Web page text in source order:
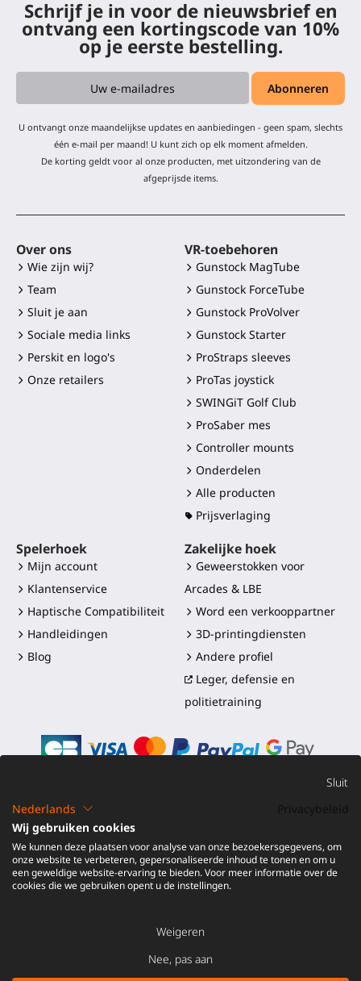
Schrijf je in voor de nieuwsbrief en
ontvang een kortingscode van 10%
op je eerste bestelling.
U ontvangt onze maandelijkse updates en aanbiedingen - geen spam, slechts
één e-mail per maand! U kunt zich op elk moment afmelden.
De korting geldt voor al onze producten, met uitzondering van de
afgeprijsde items.
Over ons
Wie zijn wij?
Team
Sluit je aan
Sociale media links
Perskit en logo's
Onze retailers
VR-toebehoren
Gunstock MagTube
Gunstock ForceTube
Gunstock ProVolver
Gunstock Starter
ProStraps sleeves
ProTas joystick
SWINGiT Golf Club
ProSaber mes
Controller mounts
Onderdelen
Alle producten
Prijsverlaging
Spelerhoek
Mijn account
Klantenservice
Haptische Compatibiliteit
Handleidingen
Blog
Zakelijke hoek
Geweerstokken voor
Arcades & LBE
Word een verkooppartner
3D-printingdiensten
Andere profiel
Leger, defensie en
politietraining
©2016-2026 - ProTubeVR™
Verzending en douanerechten
Terugbetaling
Sluit
Nederlands
Wij gebruiken cookies
We kunnen deze plaatsen voor analyse van onze bezoekersgegevens, om
onze website te verbeteren, gepersonaliseerde inhoud te tonen en om u
een geweldige website-ervaring te bieden. Voor meer informatie over de
cookies die we gebruiken opent u de instellingen.
Weigeren
Nee, pas aan